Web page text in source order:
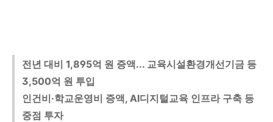
전년 대비 1,895억 원 증액... 교육시설환경개선기금 등
3,500억 원 투입
인건비·학교운영비 증액, AI디지털교육 인프라 구축 등
중점 투자